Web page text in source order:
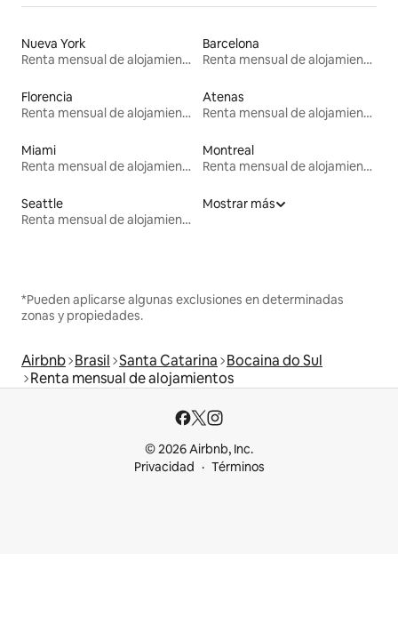
Nueva York
Renta mensual de alojamientos
Barcelona
Renta mensual de alojamientos
Florencia
Renta mensual de alojamientos
Atenas
Renta mensual de alojamientos
Miami
Renta mensual de alojamientos
Montreal
Renta mensual de alojamientos
Seattle
Renta mensual de alojamientos
Mostrar más
*Pueden aplicarse algunas exclusiones en determinadas
zonas y propiedades.
Airbnb Brasil Santa Catarina Bocaina do Sul
Renta mensual de alojamientos
© 2026 Airbnb, Inc.
Privacidad
Términos